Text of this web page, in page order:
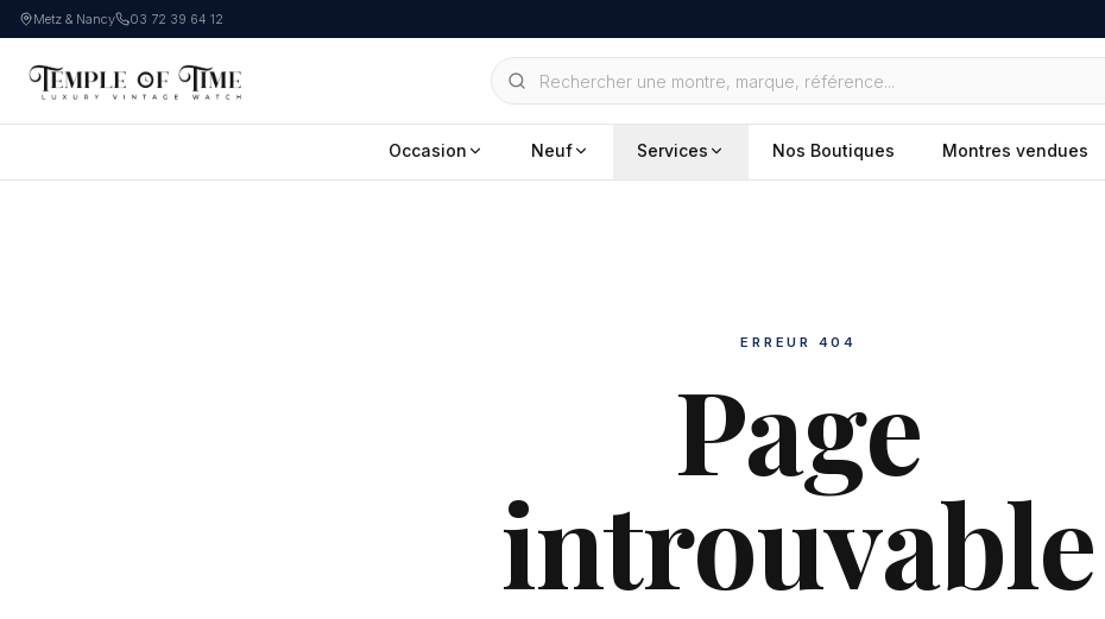
Metz & Nancy 03 72 39 64 12
Occasion Neuf Services Nos Boutiques Montres vendues
ERREUR 404
Page
introuvable